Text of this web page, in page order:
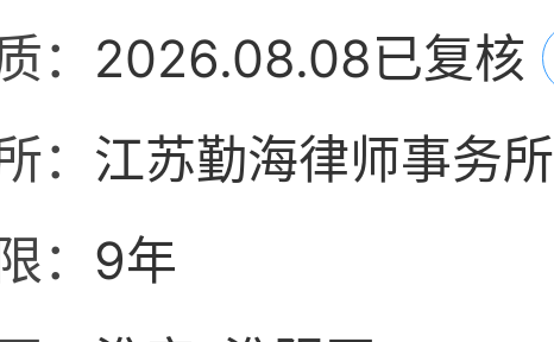
： 2026.08.08已复核
： 江苏勤海律师事务所
： 9年